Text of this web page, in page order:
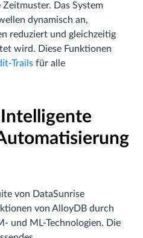
Das System
dynamisch an,
reduziert und gleichzeitig
wird. Diese Funktionen
für alle
von DataSunrise
von AlloyDB durch
und ML‑Technologien. Die